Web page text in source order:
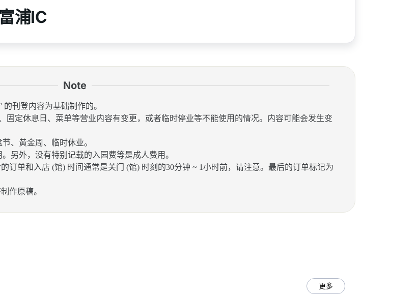
浦IC
Note
的刊登内容为基础制作的。
固定休息日、菜单等营业内容有变更，或者临时停业等不能使用的情况。内容可能会发生变
、黄金周、临时休业。
另外，没有特别记载的入园费等是成人费用。
订单和入店 (馆) 时间通常是关门 (馆) 时刻的30分钟 ~ 1小时前，请注意。最后的订单标记为
作原稿。
更多